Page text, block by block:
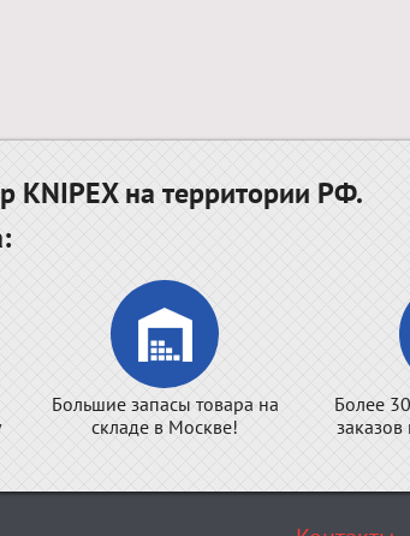
KNIPEX на территории РФ.
Большие запасы товара на
складе в Москве!
Более